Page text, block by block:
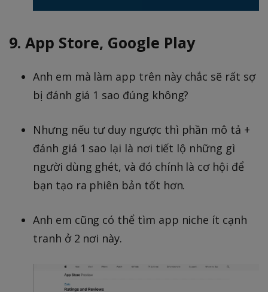
9. App Store, Google Play
Anh em mà làm app trên này chắc sẽ rất sợ
bị đánh giá 1 sao đúng không?
Nhưng nếu tư duy ngược thì phần mô tả +
đánh giá 1 sao lại là nơi tiết lộ những gì
người dùng ghét, và đó chính là cơ hội để
bạn tạo ra phiên bản tốt hơn.
Anh em cũng có thể tìm app niche ít cạnh
tranh ở 2 nơi này.